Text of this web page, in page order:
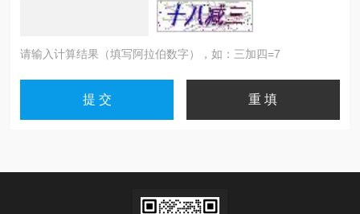
请输入计算结果（填写阿拉伯数字），如：三加四=7